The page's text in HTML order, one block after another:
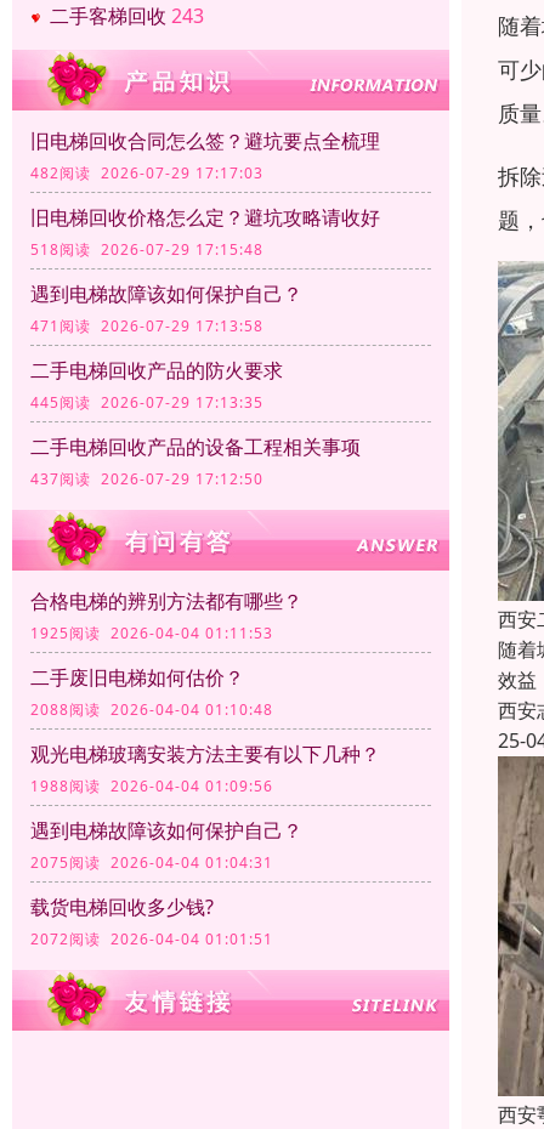
二手客梯回收 243
旧电梯回收合同怎么签？避坑要点全梳理
482阅读 2026-07-29 17:17:03
旧电梯回收价格怎么定？避坑攻略请收好
518阅读 2026-07-29 17:15:48
遇到电梯故障该如何保护自己？
471阅读 2026-07-29 17:13:58
二手电梯回收产品的防火要求
445阅读 2026-07-29 17:13:35
二手电梯回收产品的设备工程相关事项
437阅读 2026-07-29 17:12:50
合格电梯的辨别方法都有哪些？
1925阅读 2026-04-04 01:11:53
二手废旧电梯如何估价？
2088阅读 2026-04-04 01:10:48
观光电梯玻璃安装方法主要有以下几种‌？
1988阅读 2026-04-04 01:09:56
遇到电梯故障该如何保护自己？
2075阅读 2026-04-04 01:04:31
载货电梯回收多少钱?
2072阅读 2026-04-04 01:01:51
随
可
质
拆
题
西安
随着
效益
西安
25-
西安